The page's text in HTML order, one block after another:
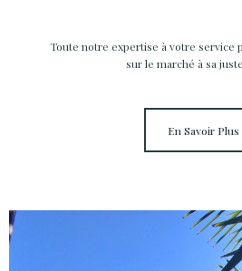
Toute notre expertise à votre service
sur le marché à sa
En Savoir Plus